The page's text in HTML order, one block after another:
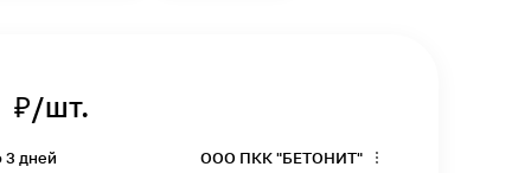
₽/шт.
3 дней ООО ПКК "БЕТОНИТ"